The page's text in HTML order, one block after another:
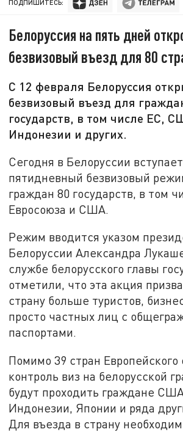
ПОДПИШИТЕСЬ:
Белоруссия на пять дней
безвизовый въезд для 80
С 12 февраля Белоруссия
безвизовый въезд для
государств, в том числе ЕС,
Индонезии и других.
Сегодня в Белоруссии
пятидневный безвизовый
граждан 80 государств, в том
Евросоюза и США.
Режим вводится указом
Белоруссии Александра
службе белорусского главы
отметили, что эта акция
страну больше туристов,
просто частных лиц с
паспортами.
Помимо 39 стран Европейского
контроль виз на белорусской
будут проходить граждане
Индонезии, Японии и ряда
Для въезда в страну